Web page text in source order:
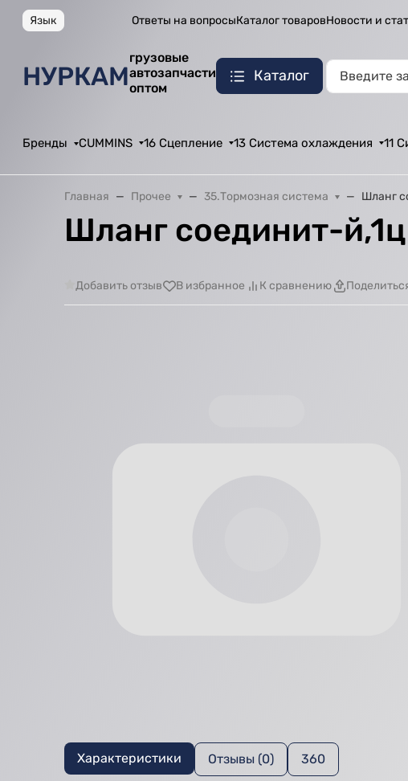
Язык Ответы на вопросыКаталог товаровНовости и
НУРКАМ
грузовые
автозапчасти
оптом
Каталог
Бренды CUMMINS 16 Сцепление 13 Система охлаждения 11
Главная Прочее 35.Тормозная система Шланг
Шланг соединит-
Добавить отзыв В избранное К сравнению
Характеристики Отзывы (0) 360